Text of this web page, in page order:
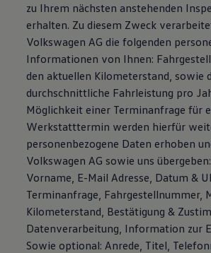
zu Ihrem nächsten anstehenden
erhalten. Zu diesem Zweck
Volkswagen AG die folgenden
Informationen von Ihnen:
den aktuellen Kilometerstand, sowie
durchschnittliche Fahrleistung pro
Möglichkeit einer Terminanfrage für
Werkstatttermin werden hierfür
personenbezogene Daten erhoben
Volkswagen AG sowie uns
Vorname, E-Mail Adresse, Datum &
Terminanfrage, Fahrgestellnummer,
Kilometerstand, Bestätigung &
Datenverarbeitung, Information zur
Sowie optional: Anrede, Titel,